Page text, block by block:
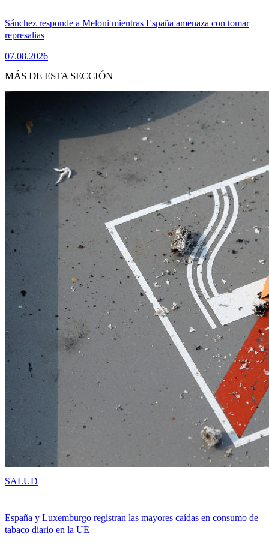
Sánchez responde a Meloni mientras España amenaza con tomar
represalias
07.08.2026
MÁS DE ESTA SECCIÓN
España y Luxemburgo registran las mayores caídas en consumo de
tabaco diario en la UE
SALUD